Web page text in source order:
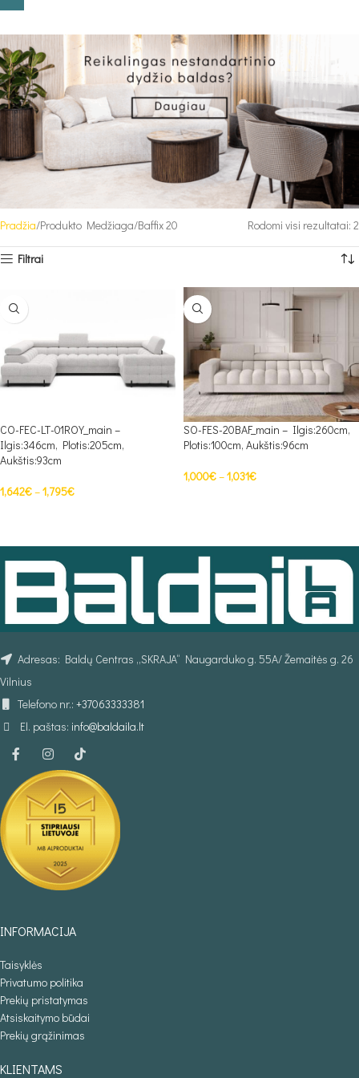
Pradžia Produkto Medžiaga Baffix 20 Rodomi visi rezultatai: 2
Filtrai
CO-FEC-LT-01ROY_main –
Ilgis:346cm, Plotis:205cm,
Aukštis:93cm
1,642€–1,795€
SO-FES-20BAF_main – Ilgis:260cm,
Plotis:100cm, Aukštis:96cm
1,000€–1,031€
Adresas: Baldų Centras „SKRAJA“ Naugarduko g. 55A/ Žemaitės g. 26
Vilnius
Telefono nr.: +37063333381
El. paštas: info@baldaila.lt
INFORMACIJA
Taisyklės
Privatumo politika
Prekių pristatymas
Atsiskaitymo būdai
Prekių grąžinimas
KLIENTAMS